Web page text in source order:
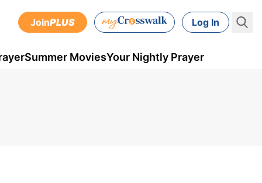
JoinPLUS Log In
Summer MoviesYour Nightly Prayer